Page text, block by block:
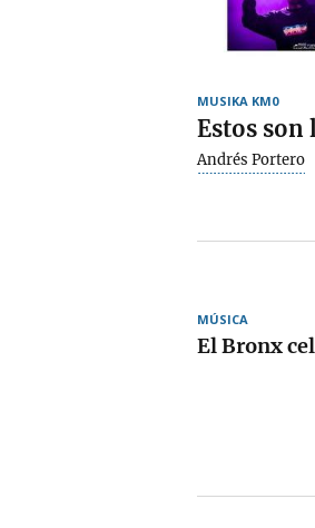
MUSIKA KM0
Estos son
Andrés Portero
MÚSICA
El Bronx